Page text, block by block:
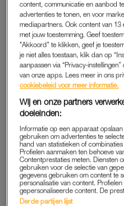
vooral vluchtelingenstromen
pas toen we richting
ik voor het eerst de
Een van haar eerste ritten
verkeerd. “Met andere
precies te weten waar de
maar voorzichtig. Hoe
uitgebrande auto’s en
ineens was er niets meer:
niemandsland was met
Terwijl we fotografeerden
een gebouw gerend. Hij
waren. Wij vertelden dat we
content, communicatie en aanbod
advertenties te tonen, en voor
mediapartners. Ook content van
met jouw toestemming. Geef
"Akkoord" te klikken, geef je
je niet alles toestaan, klik dan op
aanpassen via “Privacy-
van onze apps. Lees meer in ons
cookiebeleid voor meer informatie.
Wij en onze partners
doeleinden:
Informatie op een apparaat
gebruiken om advertenties te
hand van statistieken of
Profielen aanmaken ten behoeve
Contentprestaties meten. Diensten
gebruiken voor de selectie van
gegevens gebruiken om content te
personalisatie van content.
gepersonaliseerde content. De
Derde partijen lijst